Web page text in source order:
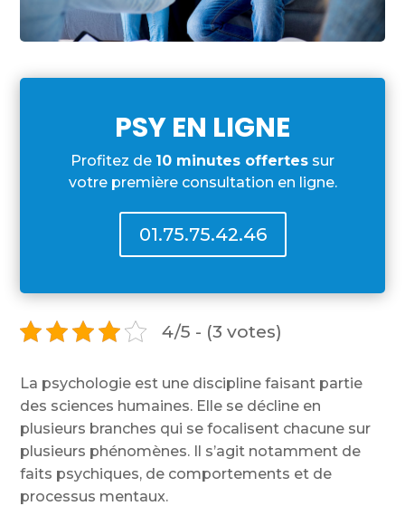
PSY EN LIGNE
Profitez de 10 minutes offertes sur
votre première consultation en ligne.
01.75.75.42.46
4/5 - (3 votes)
La psychologie est une discipline faisant partie
des sciences humaines. Elle se décline en
plusieurs branches qui se focalisent chacune sur
plusieurs phénomènes. Il s’agit notamment de
faits psychiques, de comportements et de
processus mentaux.